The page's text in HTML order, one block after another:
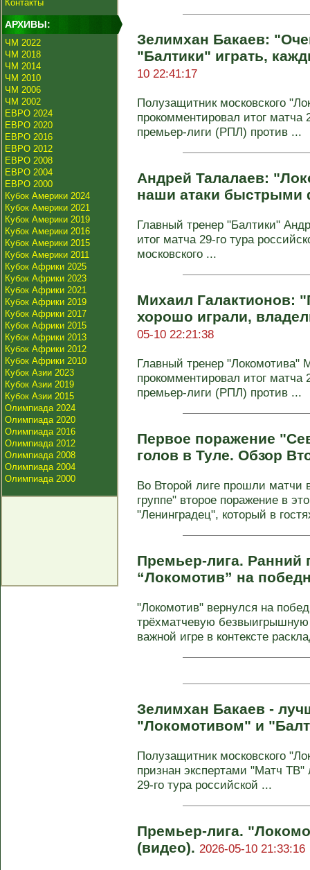
Контакты
АРХИВЫ:
ЧМ 2022
ЧМ 2018
ЧМ 2014
ЧМ 2010
ЧМ 2006
ЧМ 2002
ЕВРО 2024
ЕВРО 2020
ЕВРО 2016
ЕВРО 2012
ЕВРО 2008
ЕВРО 2004
ЕВРО 2000
Кубок Америки 2024
Кубок Америки 2021
Кубок Америки 2019
Кубок Америки 2016
Кубок Америки 2015
Кубок Америки 2011
Кубок Африки 2025
Кубок Африки 2023
Кубок Африки 2021
Кубок Африки 2019
Кубок Африки 2017
Кубок Африки 2015
Кубок Африки 2013
Кубок Африки 2012
Кубок Африки 2010
Кубок Азии 2023
Кубок Азии 2019
Кубок Азии 2015
Олимпиада 2024
Олимпиада 2020
Олимпиада 2016
Олимпиада 2012
Олимпиада 2008
Олимпиада 2004
Олимпиада 2000
Зелимхан Бакаев:
"Балтики" играть,
10 22:41:17
Полузащитник московского
прокомментировал итог матча
премьер‑лиги (РПЛ) против ...
Андрей Талалаев:
наши атаки
Главный тренер "Балтики"
итог матча 29‑го тура
московского ...
Михаил Галактионов:
хорошо играли,
05-10 22:21:38
Главный тренер "Локомотива"
прокомментировал итог матча
премьер‑лиги (РПЛ) против ...
Первое поражение
голов в Туле. Обзор
Во Второй лиге прошли матчи
группе" второе поражение в
"Ленинградец", который в
Премьер-лига. Ранний
“Локомотив” на
"Локомотив" вернулся на
трёхматчевую
важной игре в контексте
Зелимхан Бакаев -
"Локомотивом" и
Полузащитник московского
признан экспертами "Матч
29‑го тура российской ...
Премьер-лига.
(видео). 2026-05-10 21:33:16